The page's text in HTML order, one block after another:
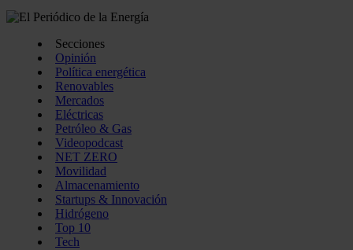
Secciones
Opinión
Política energética
Renovables
Mercados
Eléctricas
Petróleo & Gas
Videopodcast
NET ZERO
Movilidad
Almacenamiento
Startups & Innovación
Hidrógeno
Top 10
Tech